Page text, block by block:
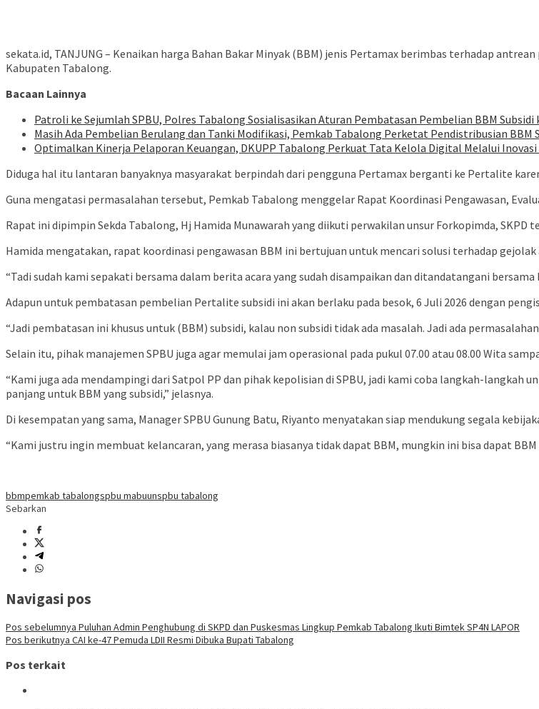
sekata.id, TANJUNG – Kenaikan harga Bahan Bakar Minyak (BBM) jenis Pertamax berimbas terhadap
Kabupaten Tabalong.
Bacaan Lainnya
Patroli ke Sejumlah SPBU, Polres Tabalong Sosialisasikan Aturan Pembatasan Pembelian BBM Subsidi
Masih Ada Pembelian Berulang dan Tanki Modifikasi, Pemkab Tabalong Perketat Pendistribusian BBM
Optimalkan Kinerja Pelaporan Keuangan, DKUPP Tabalong Perkuat Tata Kelola Digital Melalui
Diduga hal itu lantaran banyaknya masyarakat berpindah dari pengguna Pertamax berganti ke Pertalite
Guna mengatasi permasalahan tersebut, Pemkab Tabalong menggelar Rapat Koordinasi Pengawasan,
Rapat ini dipimpin Sekda Tabalong, Hj Hamida Munawarah yang diikuti perwakilan unsur Forkopimda,
Hamida mengatakan, rapat koordinasi pengawasan BBM ini bertujuan untuk mencari solusi terhadap
“Tadi sudah kami sepakati bersama dalam berita acara yang sudah disampaikan dan ditandatangani
Adapun untuk pembatasan pembelian Pertalite subsidi ini akan berlaku pada besok, 6 Juli 2026 dengan
“Jadi pembatasan ini khusus untuk (BBM) subsidi, kalau non subsidi tidak ada masalah. Jadi ada
Selain itu, pihak manajemen SPBU juga agar memulai jam operasional pada pukul 07.00 atau 08.00 Wita
“Kami juga ada mendampingi dari Satpol PP dan pihak kepolisian di SPBU, jadi kami coba langkah-
panjang untuk BBM yang subsidi,” jelasnya.
Di kesempatan yang sama, Manager SPBU Gunung Batu, Riyanto menyatakan siap mendukung segala
“Kami justru ingin membuat kelancaran, yang merasa biasanya tidak dapat BBM, mungkin ini bisa dapat
bbmpemkab tabalongspbu mabuunspbu tabalong
Sebarkan
Navigasi pos
Pos sebelumnya Puluhan Admin Penghubung di SKPD dan Puskesmas Lingkup Pemkab Tabalong Ikuti Bimtek SP4N LAPOR
Pos berikutnya CAI ke-47 Pemuda LDII Resmi Dibuka Bupati Tabalong
Pos terkait